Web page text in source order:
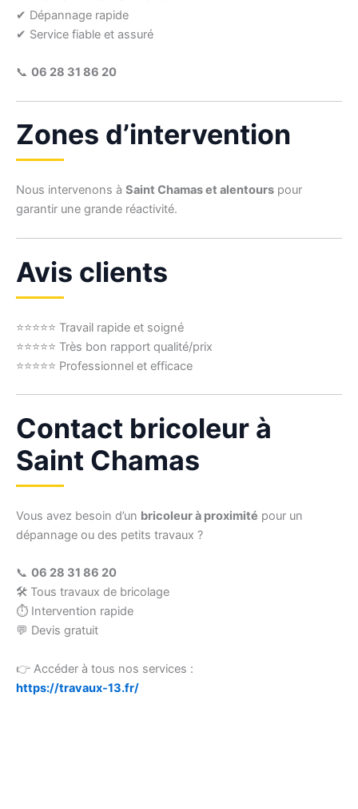
✔ Dépannage rapide
✔ Service fiable et assuré
📞 06 28 31 86 20
Zones d’intervention
Nous intervenons à Saint Chamas et alentours pour
garantir une grande réactivité.
Avis clients
⭐⭐⭐⭐⭐ Travail rapide et soigné
⭐⭐⭐⭐⭐ Très bon rapport qualité/prix
⭐⭐⭐⭐⭐ Professionnel et efficace
Contact bricoleur à
Saint Chamas
Vous avez besoin d’un bricoleur à proximité pour un
dépannage ou des petits travaux ?
📞 06 28 31 86 20
🛠 Tous travaux de bricolage
⏱ Intervention rapide
💬 Devis gratuit
👉 Accéder à tous nos services :
https://travaux-13.fr/